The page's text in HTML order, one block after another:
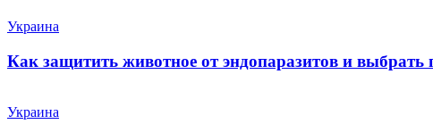
Украина
Как защитить животное от эндопаразитов и
Украина